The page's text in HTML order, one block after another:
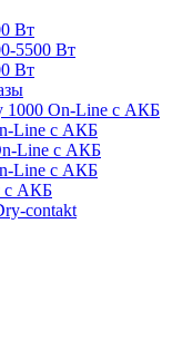
Вт
5500 Вт
Вт
1000 On-Line с АКБ
Line с АКБ
Line с АКБ
Line с АКБ
с АКБ
contakt